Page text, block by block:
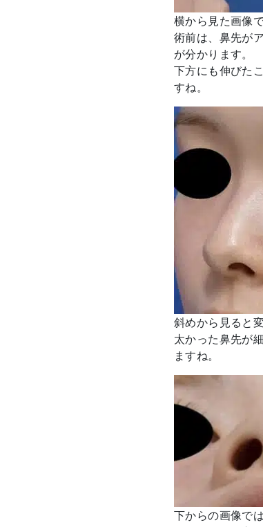
横から見た画像で
術前は、鼻先が
が分かります。
下方にも伸びた
すね。
斜めから見ると
太かった鼻先が
ますね。
下からの画像で